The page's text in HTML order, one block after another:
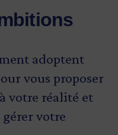
adoptent
vous proposer
votre réalité et
votre